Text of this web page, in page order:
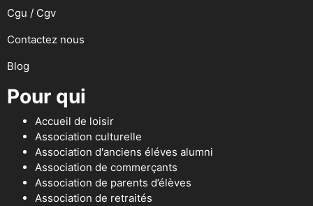
Cgu / Cgv
Contactez nous
Blog
Pour qui
Accueil de loisir
Association culturelle
Association d'anciens éléves alumni
Association de commerçants
Association de parents d’élèves
Association de retraités